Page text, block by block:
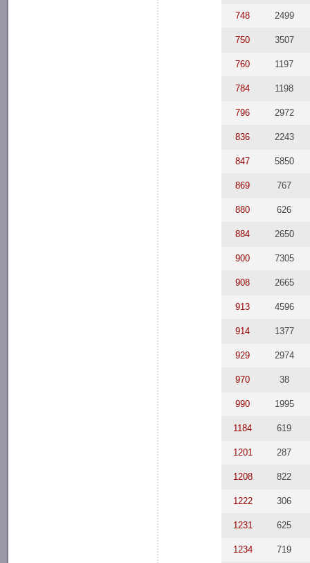
748 2499
750 3507
760 1197
784 1198
796 2972
836 2243
847 5850
869 767
880 626
884 2650
900 7305
908 2665
913 4596
914 1377
929 2974
970 38
990 1995
1184 619
1201 287
1208 822
1222 306
1231 625
1234 719